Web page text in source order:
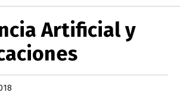
Artificial y